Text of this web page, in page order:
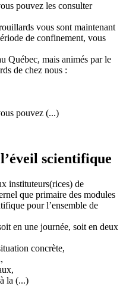
pouvez les consulter
vous sont maintenant
de confinement, vous
Québec, mais animés par le
de chez nous :
pouvez (...)
scientifique
instituteurs(rices) de
que primaire des modules
pour l’ensemble de
en une journée, soit en deux
concrète,
la (...)